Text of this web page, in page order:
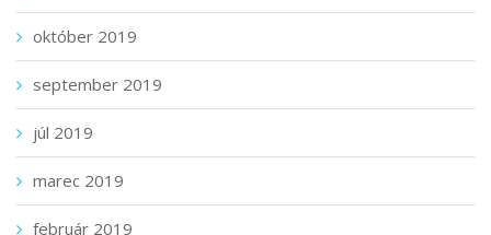
október 2019
september 2019
júl 2019
marec 2019
február 2019